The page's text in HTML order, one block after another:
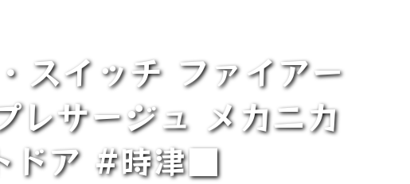
イッチ ファイアー
レサージュ メカニカ
ア #時津■